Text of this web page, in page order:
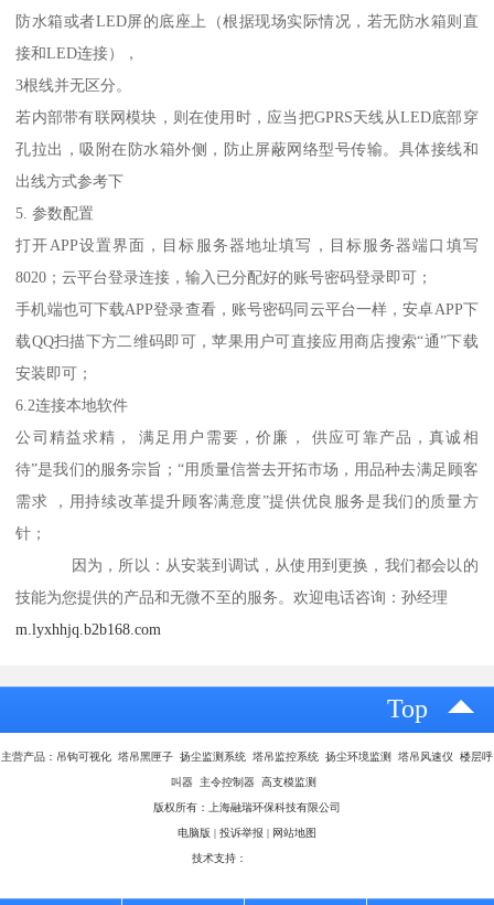
防水箱或者LED屏的底座上（根据现场实际情况，若无防水箱则直
接和LED连接），
3根线并无区分。
若内部带有联网模块，则在使用时，应当把GPRS天线从LED底部穿
孔拉出，吸附在防水箱外侧，防止屏蔽网络型号传输。具体接线和
出线方式参考下
5. 参数配置
打开APP设置界面，目标服务器地址填写，目标服务器端口填写
8020；云平台登录连接，输入已分配好的账号密码登录即可；
手机端也可下载APP登录查看，账号密码同云平台一样，安卓APP下
载QQ扫描下方二维码即可，苹果用户可直接应用商店搜索“通”下载
安装即可；
6.2连接本地软件
公司精益求精， 满足用户需要，价廉， 供应可靠产品，真诚相
待”是我们的服务宗旨；“用质量信誉去开拓市场，用品种去满足顾客
需求 ，用持续改革提升顾客满意度”提供优良服务是我们的质量方
针；
因为，所以：从安装到调试，从使用到更换，我们都会以的
技能为您提供的产品和无微不至的服务。欢迎电话咨询：孙经理
m.lyxhhjq.b2b168.com
Top
主营产品：吊钩可视化 塔吊黑匣子 扬尘监测系统 塔吊监控系统 扬尘环境监测 塔吊风速仪 楼层呼
叫器 主令控制器 高支模监测
版权所有：上海融瑞环保科技有限公司
电脑版 | 投诉举报 | 网站地图
技术支持：